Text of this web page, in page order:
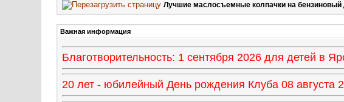
Лучшие маслосъемные колпачки на бензиновый
Важная информация
Благотворительность: 1 сентября 2026 для детей в
20 лет - юбилейный День рождения Клуба 08 августа